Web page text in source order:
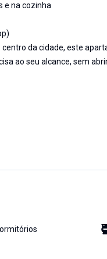
e na cozinha
da cidade, este
ao seu alcance, sem
s